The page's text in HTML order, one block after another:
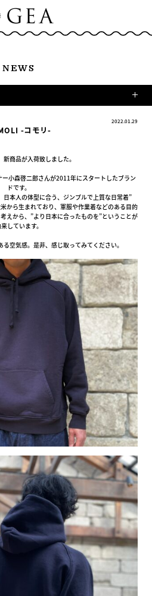
NEWS
2022.01.29
-コモリ-
新商品が入荷致しました。
小森啓二郎さんが2011年にスタートしたブラン
ドです。
日本人の体型に合う、ジンプルで上質な日常着”
から生まれており、軍服や作業着などのある目的
えから、”より日本に合ったものを”ということが
しています。
空気感。是非、感じ取ってみてください。